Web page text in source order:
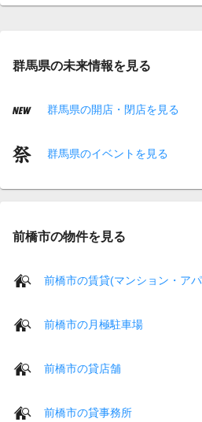
群馬県の未来情報を見る
群馬県の開店・閉店を見る
群馬県のイベントを見る
前橋市の物件を見る
前橋市の賃貸(マンション・ア
前橋市の月極駐車場
前橋市の貸店舗
前橋市の貸事務所